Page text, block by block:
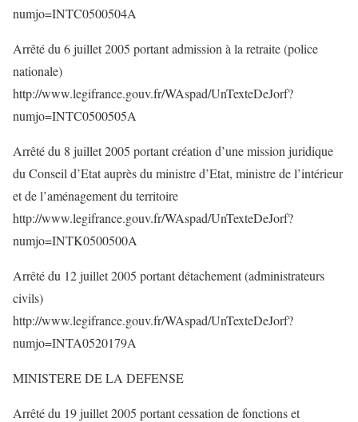
numjo=INTC0500504A
Arrêté du 6 juillet 2005 portant admission à la retraite (police
nationale)
http://www.legifrance.gouv.fr/WAspad/UnTexteDeJorf?
numjo=INTC0500505A
Arrêté du 8 juillet 2005 portant création d’une mission juridique
du Conseil d’Etat auprès du ministre d’Etat, ministre de l’intérieur
et de l’aménagement du territoire
http://www.legifrance.gouv.fr/WAspad/UnTexteDeJorf?
numjo=INTK0500500A
Arrêté du 12 juillet 2005 portant détachement (administrateurs
civils)
http://www.legifrance.gouv.fr/WAspad/UnTexteDeJorf?
numjo=INTA0520179A
MINISTERE DE LA DEFENSE
Arrêté du 19 juillet 2005 portant cessation de fonctions et